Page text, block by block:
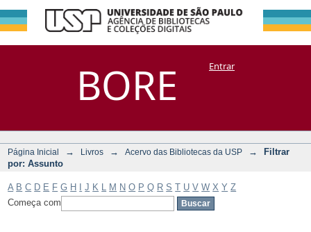
BORE
Filtrar por:
Assunto
DSpace/Manakin + CoriscoEntrar
Página Inicial → Livros → Acervo das Bibliotecas da USP →
Filtrar
por: Assunto
A B C D E F G H J K M N O P Q R S T U V W X Y Z
Começa com